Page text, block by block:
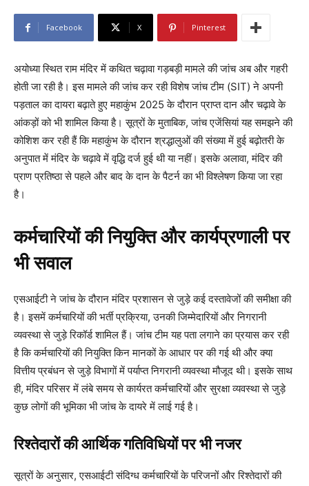
Facebook X Pinterest
अयोध्या स्थित राम मंदिर में कथित चढ़ावा गड़बड़ी मामले की जांच अब और गहरी
होती जा रही है। इस मामले की जांच कर रही विशेष जांच टीम (SIT) ने अपनी
पड़ताल का दायरा बढ़ाते हुए महाकुंभ 2025 के दौरान प्राप्त दान और चढ़ावे के
आंकड़ों को भी शामिल किया है। सूत्रों के मुताबिक, जांच एजेंसियां यह समझने की
कोशिश कर रही हैं कि महाकुंभ के दौरान श्रद्धालुओं की संख्या में हुई बढ़ोतरी के
अनुपात में मंदिर के चढ़ावे में वृद्धि दर्ज हुई थी या नहीं। इसके अलावा, मंदिर की
प्राण प्रतिष्ठा से पहले और बाद के दान के पैटर्न का भी विश्लेषण किया जा रहा
है।
कर्मचारियों की नियुक्ति और कार्यप्रणाली पर
भी सवाल
एसआईटी ने जांच के दौरान मंदिर प्रशासन से जुड़े कई दस्तावेजों की समीक्षा की
है। इसमें कर्मचारियों की भर्ती प्रक्रिया, उनकी जिम्मेदारियों और निगरानी
व्यवस्था से जुड़े रिकॉर्ड शामिल हैं। जांच टीम यह पता लगाने का प्रयास कर रही
है कि कर्मचारियों की नियुक्ति किन मानकों के आधार पर की गई थी और क्या
वित्तीय प्रबंधन से जुड़े विभागों में पर्याप्त निगरानी व्यवस्था मौजूद थी। इसके साथ
ही, मंदिर परिसर में लंबे समय से कार्यरत कर्मचारियों और सुरक्षा व्यवस्था से जुड़े
कुछ लोगों की भूमिका भी जांच के दायरे में लाई गई है।
रिश्तेदारों की आर्थिक गतिविधियों पर भी नजर
सूत्रों के अनुसार, एसआईटी संदिग्ध कर्मचारियों के परिजनों और रिश्तेदारों की